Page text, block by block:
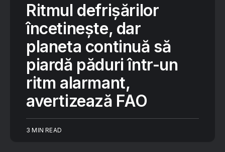
Ritmul defrișărilor
încetinește, dar
planeta continuă să
piardă păduri într-un
ritm alarmant,
avertizează FAO
3 MIN READ